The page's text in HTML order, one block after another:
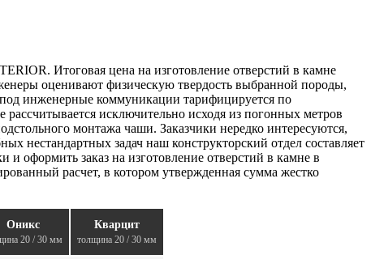
Итоговая цена на изготовление отверстий в камне
оценивают физическую твердость выбранной породы,
под инженерные коммуникации тарифицируется по
исключительно исходя из погонных метров
монтажа чаши. Заказчики нередко интересуются,
нестандартных задач наш конструкторский отдел составляет
и оформить заказ на изготовление отверстий в камне в
расчет, в котором утвержденная сумма жестко
Оникс
20 / 30 мм
Кварцит
толщина 20 / 30 мм